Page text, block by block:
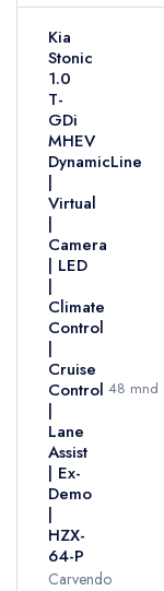
Kia
Stonic
1.0
T-
GDi
MHEV
DynamicLine
|
Virtual
|
Camera
| LED
|
Climate
Control
|
Cruise
Control
|
Lane
Assist
| Ex-
Demo
|
HZX-
64-P
Carvendo
48 mnd